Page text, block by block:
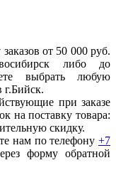
от 50 000 руб.
либо до
выбрать любую
г.Бийск.
при заказе
на поставку товара:
скидку.
нам по телефону +7
форму обратной